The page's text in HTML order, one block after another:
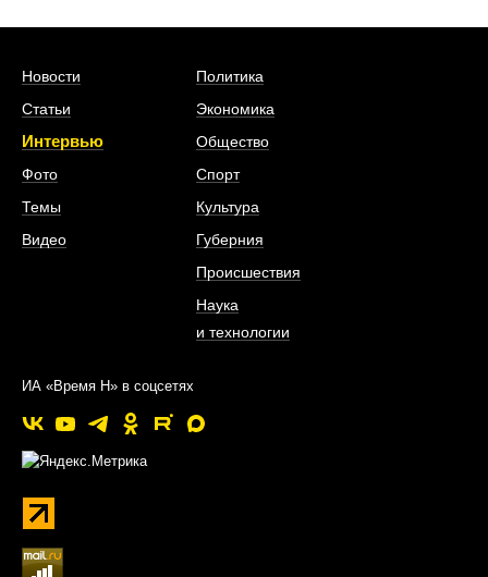
Новости
Статьи
Интервью
Фото
Темы
Видео
Политика
Экономика
Общество
Спорт
Культура
Губерния
Происшествия
Наука
и технологии
ИА «Время Н» в соцсетях